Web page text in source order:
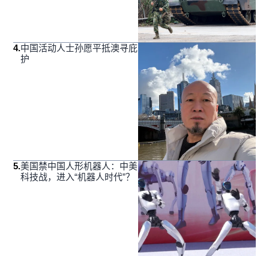
4.中国活动人士孙愿平抵澳寻庇
护
5.美国禁中国人形机器人：中美
科技战，进入“机器人时代”？